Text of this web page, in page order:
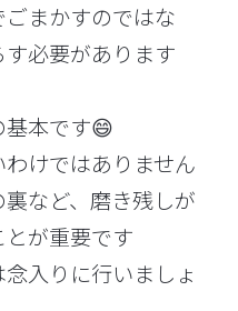
まかすのではな
必要があります
本です😄
けではありません
など、磨き残しが
が重要です
入りに行いましょ